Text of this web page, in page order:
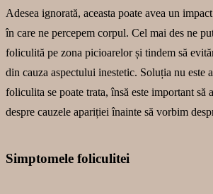
Adesea ignorată, aceasta poate avea un
în care ne percepem corpul. Cel mai des ne
foliculită pe zona picioarelor și tindem să
din cauza aspectului inestetic. Soluția nu este
foliculita se poate trata, însă este important să
despre cauzele apariției înainte să vorbim
Simptomele foliculitei